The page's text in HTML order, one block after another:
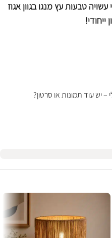
טבעות עץ מנגו בגוון אגוז
– יש עוד תמונות או סרטון?